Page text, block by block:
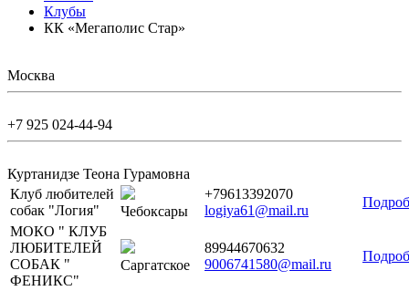
Клубы
КК «Мегаполис Стар»
Москва
+7 925 024-44-94
Куртанидзе Теона Гурамовна
Клуб любителей
собак "Логия"
Чебоксары
+79613392070
logiya61@mail.ru
МОКО " КЛУБ
ЛЮБИТЕЛЕЙ
СОБАК "
ФЕНИКС"
Саргатское
89944670632
9006741580@mail.ru